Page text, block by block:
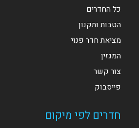
כל החדרים
הטבות ותקנון
מציאת חדר פנוי
המגזין
צור קשר
פייסבוק
חדרים לפי מיקום